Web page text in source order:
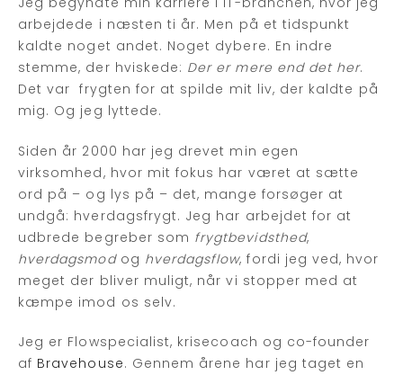
arbejdede i næsten ti år. Men på et tidspunkt
kaldte noget andet. Noget dybere. En indre
stemme, der hviskede: Der er mere end det her.
Det var frygten for at spilde mit liv, der kaldte på
mig. Og jeg lyttede.
Siden år 2000 har jeg drevet min egen
virksomhed, hvor mit fokus har været at sætte
ord på – og lys på – det, mange forsøger at
undgå: hverdagsfrygt. Jeg har arbejdet for at
udbrede begreber som frygtbevidsthed,
hverdagsmodog hverdagsflow, fordi jeg ved, hvor
meget der bliver muligt, når vi stopper med at
kæmpe imod os selv.
Jeg er Flowspecialist, krisecoach og co-founder
af Bravehouse. Gennem årene har jeg taget en